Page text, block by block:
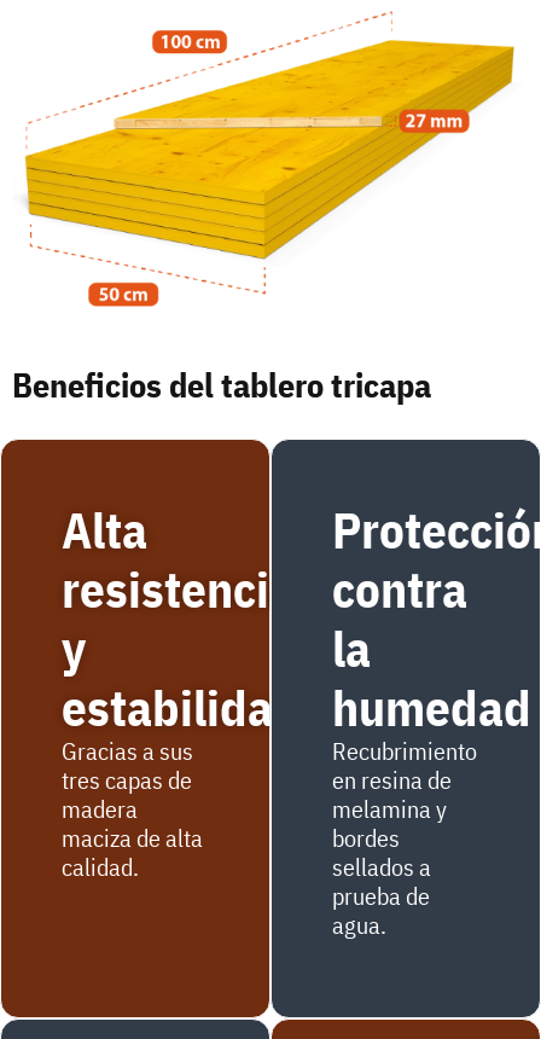
Beneficios del tablero tricapa
Alta
resistencia
y
estabilidad
Gracias a sus
tres capas de
madera
maciza de alta
calidad.
contra
la
humedad
Recubrimiento
en resina de
melamina y
bordes
sellados a
prueba de
agua.